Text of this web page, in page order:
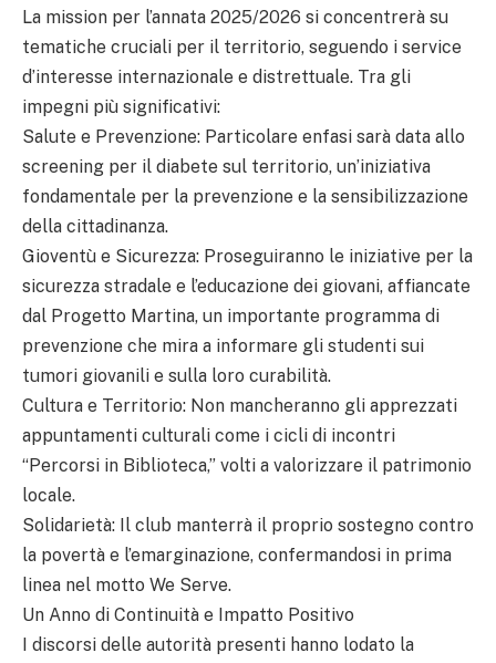
La mission per l’annata 2025/2026 si concentrerà su
tematiche cruciali per il territorio, seguendo i service
d’interesse internazionale e distrettuale. Tra gli
impegni più significativi:
Salute e Prevenzione: Particolare enfasi sarà data allo
screening per il diabete sul territorio, un’iniziativa
fondamentale per la prevenzione e la sensibilizzazione
della cittadinanza.
Gioventù e Sicurezza: Proseguiranno le iniziative per la
sicurezza stradale e l’educazione dei giovani, affiancate
dal Progetto Martina, un importante programma di
prevenzione che mira a informare gli studenti sui
tumori giovanili e sulla loro curabilità.
Cultura e Territorio: Non mancheranno gli apprezzati
appuntamenti culturali come i cicli di incontri
“Percorsi in Biblioteca,” volti a valorizzare il patrimonio
locale.
Solidarietà: Il club manterrà il proprio sostegno contro
la povertà e l’emarginazione, confermandosi in prima
linea nel motto We Serve.
Un Anno di Continuità e Impatto Positivo
I discorsi delle autorità presenti hanno lodato la